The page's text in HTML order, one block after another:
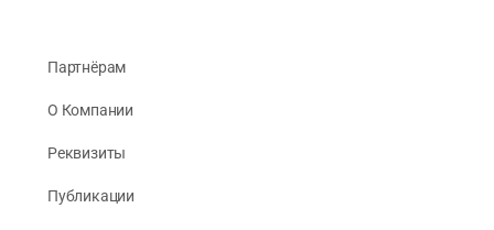
Партнёрам
О Компании
Реквизиты
Публикации